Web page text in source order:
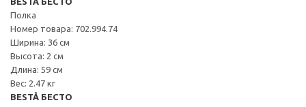
Полка
Номер товара: 702.994.74
Ширина: 36 см
Высота: 2 см
Длина: 59 см
Вес: 2.47 кг
BESTÅ БЕСТО